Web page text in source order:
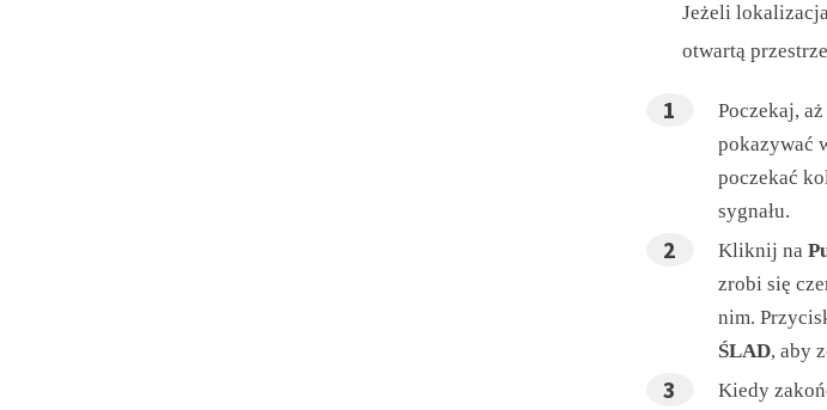
Jeżeli
otwartą
Poczekaj,
pokazywać
poczekać
sygnału.
Kliknij na
zrobi się
nim.
ŚLAD, aby
Kiedy